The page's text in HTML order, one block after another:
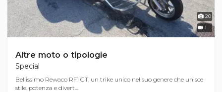
20
1
Altre moto o tipologie
Special
Bellissimo Rewaco RF1 GT, un trike unico nel suo genere che unisce
stile, potenza e divert...